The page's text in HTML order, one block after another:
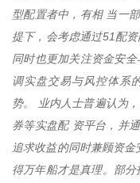
型配置者中，有相 当一
提下，会考虑通过51配
同时也更加关注资金安
调实盘交易与风控体系
势。 业内人士普遍认为
券等实盘配 资平台，并
追求收益的同时兼顾资
得万年船才是真理。部